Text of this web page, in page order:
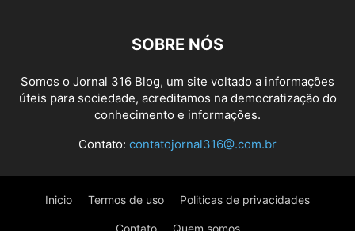
SOBRE NÓS
Somos o Jornal 316 Blog, um site voltado a informações
úteis para sociedade, acreditamos na democratização do
conhecimento e informações.
Contato: contatojornal316@.com.br
Inicio Termos de uso Politicas de privacidades